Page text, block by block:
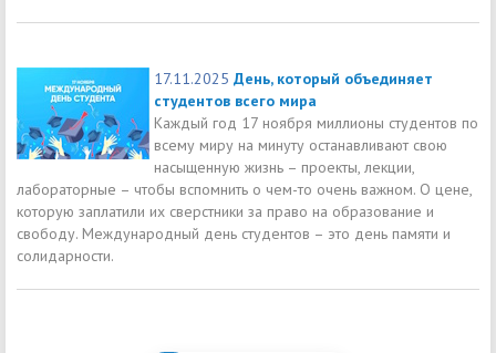
17.11.2025 День, который объединяет
студентов всего мира
Каждый год 17 ноября миллионы студентов по
всему миру на минуту останавливают свою
насыщенную жизнь – проекты, лекции,
лабораторные – чтобы вспомнить о чем-то очень важном. О цене,
которую заплатили их сверстники за право на образование и
свободу. Международный день студентов – это день памяти и
солидарности.